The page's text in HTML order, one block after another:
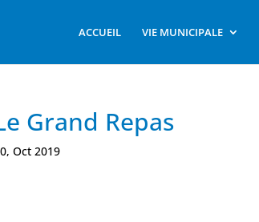
ACCUEIL VIE MUNICIPALE
Grand Repas
Oct 2019